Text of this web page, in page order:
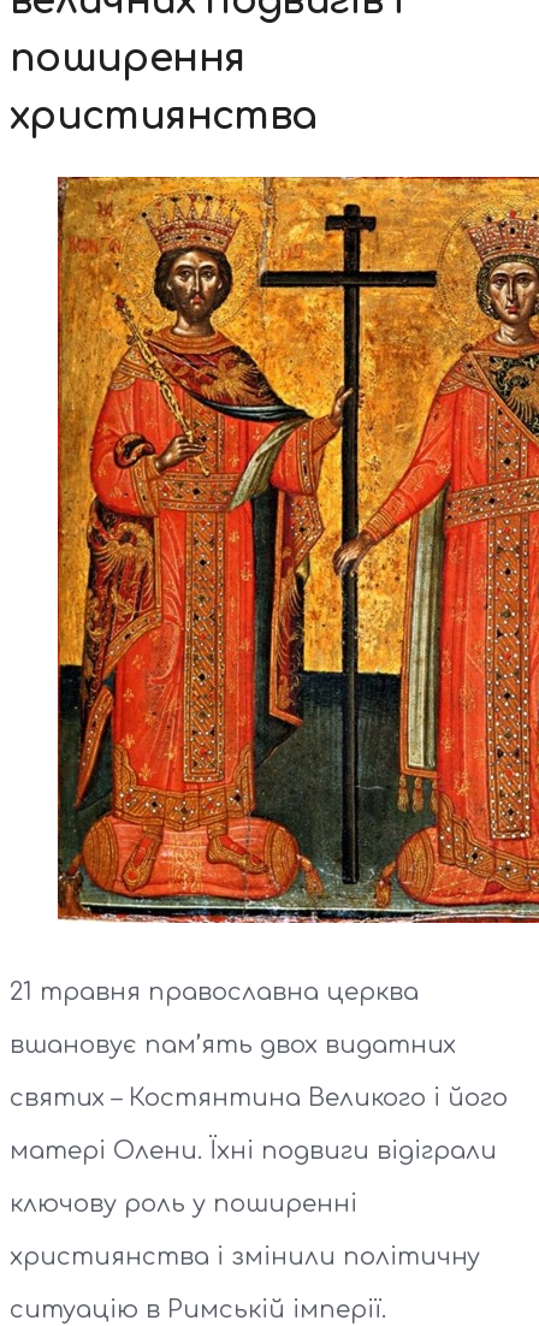
поширення
християнства
21 травня православна церква
вшановує пам’ять двох видатних
святих – Костянтина Великого і його
матері Олени. Їхні подвиги відіграли
ключову роль у поширенні
християнства і змінили політичну
ситуацію в Римській імперії.